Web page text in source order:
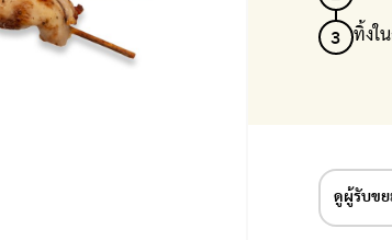
3 ทิ้งใ
ดูผู้รับขย
ค้นหาข้อ